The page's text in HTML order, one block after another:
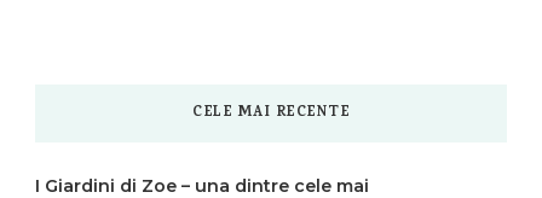
CELE MAI RECENTE
I Giardini di Zoe – una dintre cele mai